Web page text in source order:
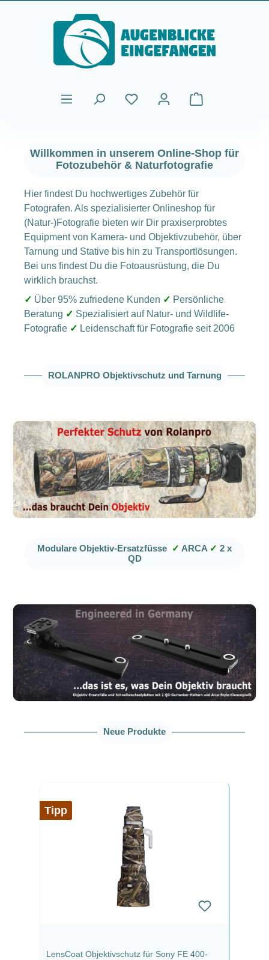
Zum Hauptinhalt springen
Warenkorb
Willkommen in unserem Online-Shop für
Fotozubehör & Naturfotografie
Hier findest Du hochwertiges Zubehör für
Fotografen. Als spezialisierter Onlineshop für
(Natur-)Fotografie bieten wir Dir praxiserprobtes
Equipment von Kamera- und Objektivzubehör, über
Tarnung und Stative bis hin zu Transportlösungen.
Bei uns findest Du die Fotoausrüstung, die Du
wirklich brauchst.
✓ Über 95% zufriedene Kunden ✓ Persönliche
Beratung ✓ Spezialisiert auf Natur- und Wildlife-
Fotografie ✓ Leidenschaft für Fotografie seit 2006
ROLANPRO Objektivschutz und Tarnung
Modulare Objektiv-Ersatzfüsse ✓ ARCA ✓ 2 x
QD
Neue Produkte
Tipp
LensCoat Objektivschutz für Sony FE 400-